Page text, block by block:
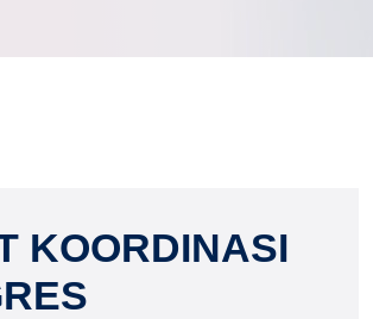
KOORDINASI